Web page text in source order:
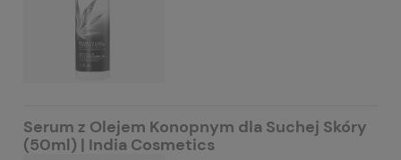
Serum z Olejem Konopnym dla Suchej Skóry
(50ml) | India Cosmetics